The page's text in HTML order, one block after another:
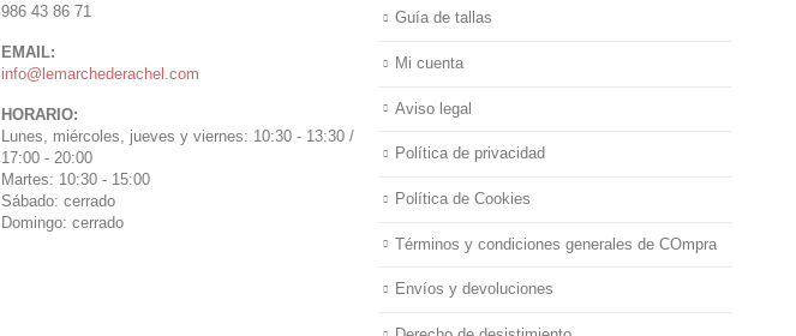
986 43 86 71
EMAIL:
info@lemarchederachel.com
HORARIO:
Lunes, miércoles, jueves y viernes: 10:30 - 13:30 /
17:00 - 20:00
Martes: 10:30 - 15:00
Sábado: cerrado
Domingo: cerrado
Guía de tallas
Mi cuenta
Aviso legal
Política de privacidad
Política de Cookies
Términos y condiciones generales de COmpra
Envíos y devoluciones